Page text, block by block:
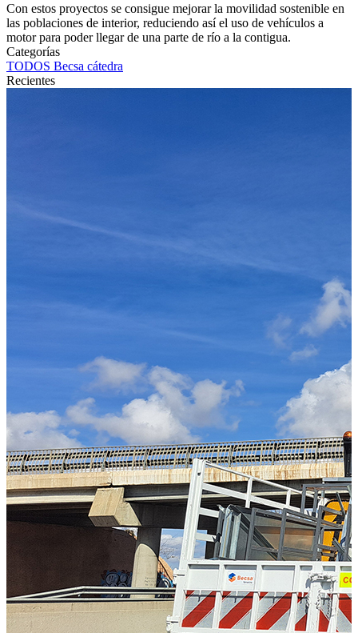
Con estos proyectos se consigue mejorar la movilidad sostenible en
las poblaciones de interior, reduciendo así el uso de vehículos a
motor para poder llegar de una parte de río a la contigua.
Categorías
TODOS Becsa cátedra
Recientes